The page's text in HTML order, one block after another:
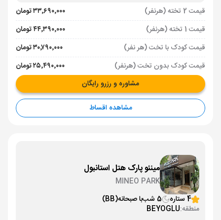
قیمت 2 تخته (هرنفر)
۳۳٬۶۹۰٬۰۰۰ تومان
قیمت 1 تخته (هرنفر)
۴۴٬۳۹۰٬۰۰۰ تومان
قیمت کودک با تخت (هر نفر)
۳۰٬۷۹۰٬۰۰۰ تومان
قیمت کودک بدون تخت (هرنفر)
۲۵٬۴۹۰٬۰۰۰ تومان
مشاوره و رزرو رایگان
مشاهده اقساط
مینئو پارک هتل استانبول
MINEO PARK
4 ستاره
5 شب با صبحانه(BB)
منطقه:BEYOGLU